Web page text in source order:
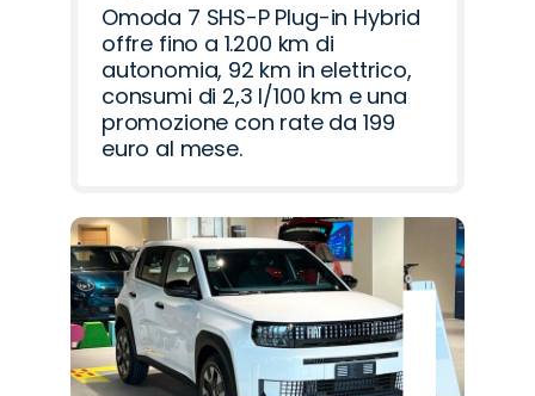
Omoda 7 SHS-P Plug-in Hybrid
offre fino a 1.200 km di
autonomia, 92 km in elettrico,
consumi di 2,3 l/100 km e una
promozione con rate da 199
euro al mese.